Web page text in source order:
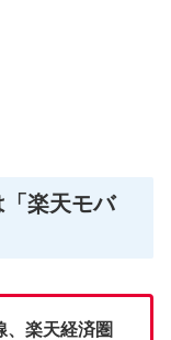
楽天モバ
、楽天経済圏